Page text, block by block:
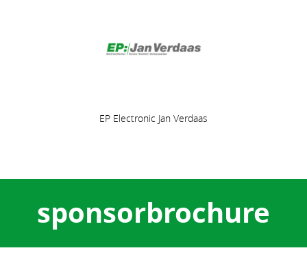
EP Electronic Jan Verdaas
sponsorbrochure